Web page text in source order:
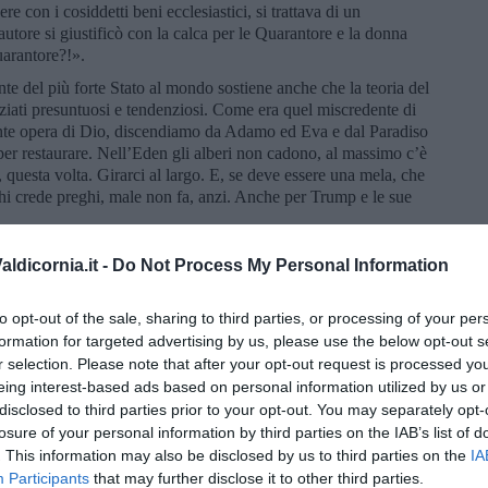
- Do Not Process My Personal Information
opt-out of the sale, sharing to third parties, or processing of your
for targeted advertising by us, please use the below opt-out
selection. Please note that after your opt-out request is processed
interest-based ads based on personal information utilized by us
to third parties prior to your opt-out. You may separately
of your personal information by third parties on the IAB’s list of
This information may also be disclosed by us to third parties on the
Participants that may further disclose it to other third parties.
con i cosiddetti beni ecclesiastici, si trattava di un
si giustificò con la calca per le Quarantore e la donna
del più forte Stato al mondo sostiene anche che la teoria del
presuntuosi e tendenziosi. Come era quel miscredente di
opera di Dio, discendiamo da Adamo ed Eva e dal Paradiso
restaurare. Nell’Eden gli alberi non cadono, al massimo c’è
volta. Girarci al largo. E, se deve essere una mela, che
crede preghi, male non fa, anzi. Anche per Trump e le sue
che in cielo ci sarà un posto speciale per i puri di cuore e i
O, speriamo, il purgatorio. Debbo in effetti farmi delle
memoria.
che, vicino a dove abito, hanno preso possesso delle chiome
Forse proprio per questo sono arrivati. Dopo
più sicuri o meno disturbati. I loro voli, ho detto e ripeto, sono
ma rallegrante. Però la poesia ha sempre un risvolto
vagamente leopardiana, la natura è anche un po’ di merda.
graziosi, leggiadri, acrobatici e angelici animaletti non sono
hanno in corpo per produrre quelle fastidiose e
ad avvertire l’odore. Ricordano i nostri neonati, così carini e